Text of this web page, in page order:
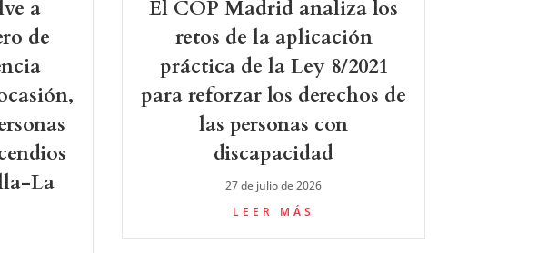
a
de
La
El COP Madrid analiza los
retos de la aplicación
práctica de la Ley 8/2021
para reforzar los derechos de
las personas con
discapacidad
27 de julio de 2026
LEER MÁS